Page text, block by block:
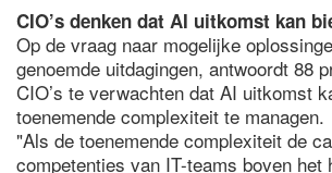
CIO’s denken dat AI uitkomst kan
Op de vraag naar mogelijke
genoemde uitdagingen, antwoordt 88
CIO’s te verwachten dat AI uitkomst
toenemende complexiteit te managen.
"Als de toenemende complexiteit de
competenties van IT-teams boven het